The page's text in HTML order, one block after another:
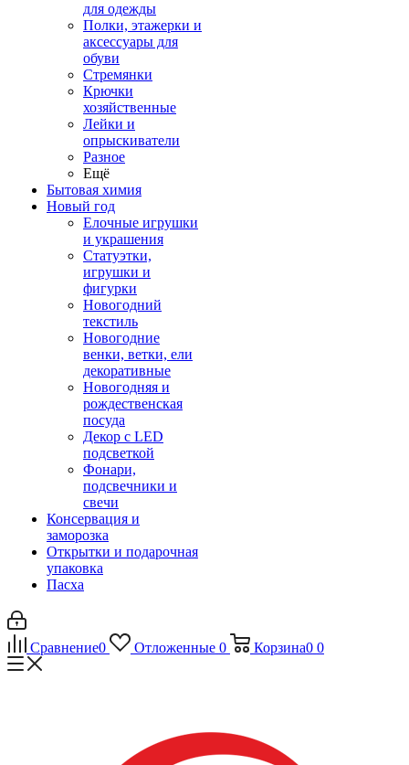
для одежды
Полки, этажерки и
аксессуары для
обуви
Стремянки
Крючки
хозяйственные
Лейки и
опрыскиватели
Разное
Ещё
Бытовая химия
Новый год
Елочные игрушки
и украшения
Статуэтки,
игрушки и
фигурки
Новогодний
текстиль
Новогодние
венки, ветки, ели
декоративные
Новогодняя и
рождественская
посуда
Декор с LED
подсветкой
Фонари,
подсвечники и
свечи
Консервация и
заморозка
Открытки и подарочная
упаковка
Пасха
Сравнение0 Отложенные 0 Корзина0 0